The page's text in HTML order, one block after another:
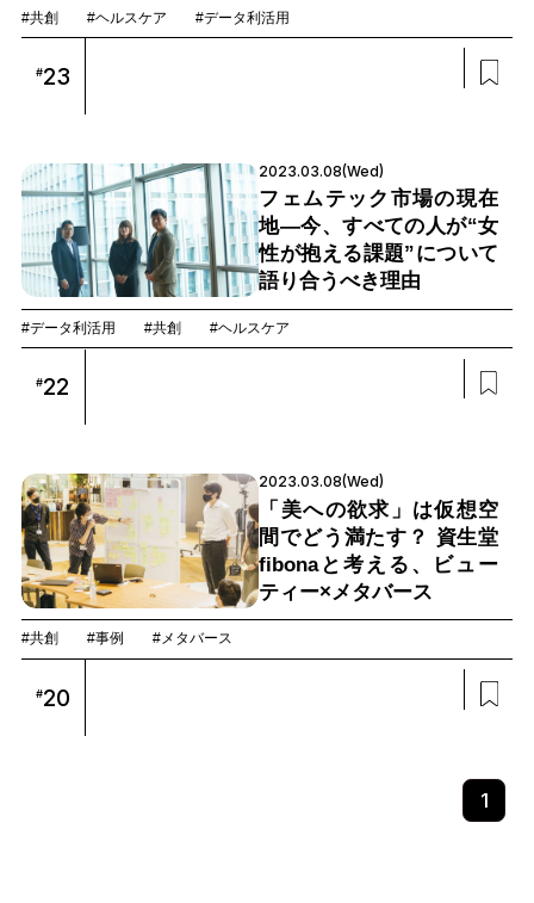
#共創 #ヘルスケア #データ利活用
#23
2023.03.08(Wed)
フェムテック市場の現在
地—今、すべての人が“女
性が抱える課題”について
語り合うべき理由
#データ利活用 #共創 #ヘルスケア
#22
2023.03.08(Wed)
「美への欲求」は仮想空
間でどう満たす？ 資生堂
fibonaと考える、ビュー
ティー×メタバース
#共創 #事例 #メタバース
#20
1